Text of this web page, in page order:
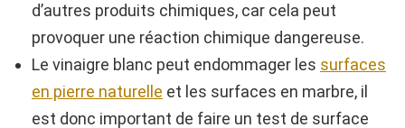
d’autres produits chimiques, car cela peut
provoquer une réaction chimique dangereuse.
Le vinaigre blanc peut endommager les surfaces
en pierre naturelle et les surfaces en marbre, il
est donc important de faire un test de surface